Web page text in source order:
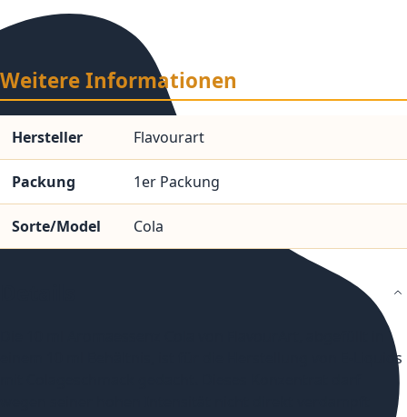
Weitere Informationen
Hersteller Flavourart
Packung 1er Packung
Sorte/Model Cola
einem 10 ml Behältnis, ist für die Herstellung von E-Liquids